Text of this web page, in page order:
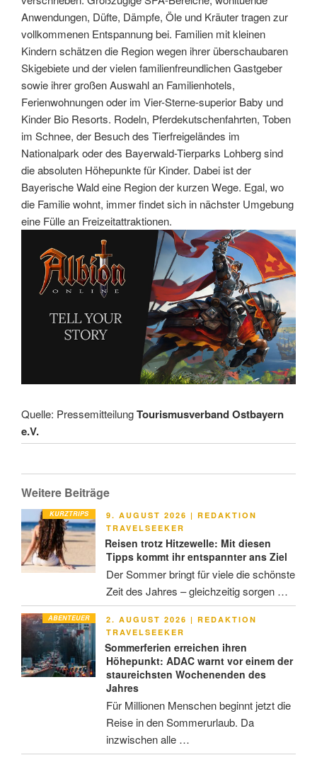
Anwendungen, Düfte, Dämpfe, Öle und Kräuter tragen zur
vollkommenen Entspannung bei. Familien mit kleinen
Kindern schätzen die Region wegen ihrer überschaubaren
Skigebiete und der vielen familienfreundlichen Gastgeber
sowie ihrer großen Auswahl an Familienhotels,
Ferienwohnungen oder im Vier-Sterne-superior Baby und
Kinder Bio Resorts. Rodeln, Pferdekutschenfahrten, Toben
im Schnee, der Besuch des Tierfreigeländes im
Nationalpark oder des Bayerwald-Tierparks Lohberg sind
die absoluten Höhepunkte für Kinder. Dabei ist der
Bayerische Wald eine Region der kurzen Wege. Egal, wo
die Familie wohnt, immer findet sich in nächster Umgebung
eine Fülle an Freizeitattraktionen.
Quelle: PressemitteilungTourismusverband Ostbayern
e.V.
Weitere Beiträge
KURZTRIPS
VERÖFFENTLICHT
AM
9. AUGUST 2026 | REDAKTION
TRAVELSEEKER
Reisen trotz Hitzewelle: Mit diesen
Tipps kommt ihr entspannter ans Ziel
Der Sommer bringt für viele die schönste
Zeit des Jahres – gleichzeitig sorgen …
ABENTEUER
VERÖFFENTLICHT
AM
2. AUGUST 2026 | REDAKTION
TRAVELSEEKER
Sommerferien erreichen ihren
Höhepunkt: ADAC warnt vor einem der
staureichsten Wochenenden des
Jahres
Für Millionen Menschen beginnt jetzt die
Reise in den Sommerurlaub. Da
inzwischen alle …